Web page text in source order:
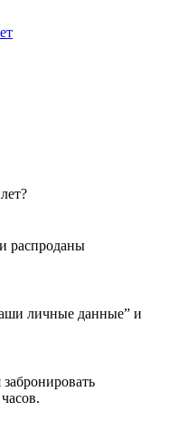
распроданы
личные данные” и